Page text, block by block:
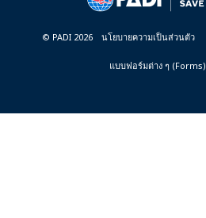
© PADI 2026 นโยบายความเป็นส่วนตัว
แบบฟอร์มต่าง ๆ (Forms)